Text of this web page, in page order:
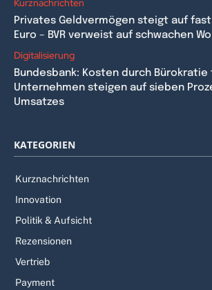
Kurznachrichten
Privates Geldvermögen steigt auf fast
Euro – BVR verweist auf schwachen
Digitalisierung
Bundesbank: Kosten durch Bürokratie
Unternehmen steigen auf sieben
Umsatzes
KATEGORIEN
Kurznachrichten
Innovation
Politik & Aufsicht
Rezensionen
Vertrieb
Payment